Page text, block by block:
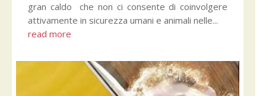
gran caldo che non ci consente di coinvolgere
attivamente in sicurezza umani e animali nelle...
read more